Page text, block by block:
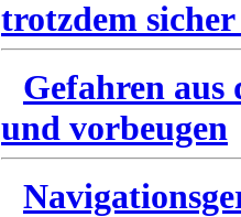
trotzdem
Gefahren
und vorbeugen